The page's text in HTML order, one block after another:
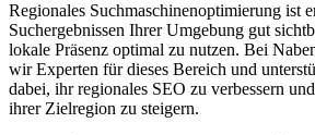
Regionales Suchmaschinenoptimierung ist
Suchergebnissen Ihrer Umgebung gut
lokale Präsenz optimal zu nutzen. Bei
wir Experten für dieses Bereich und
dabei, ihr regionales SEO zu verbessern
ihrer Zielregion zu steigern.